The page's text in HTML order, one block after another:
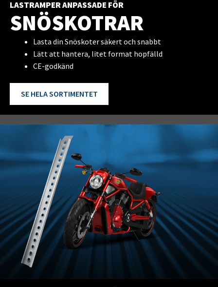
LASTRAMPER ANPASSADE FÖR
SNÖSKOTRAR
Lasta din Snöskoter säkert och snabbt
Lätt att hantera, litet format hopfälld
CE-godkänd
SE HELA SORTIMENTET